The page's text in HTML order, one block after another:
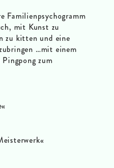
Familienpsychogramm
mit Kunst zu
zu kitten und eine
…mit einem
zum
«
«